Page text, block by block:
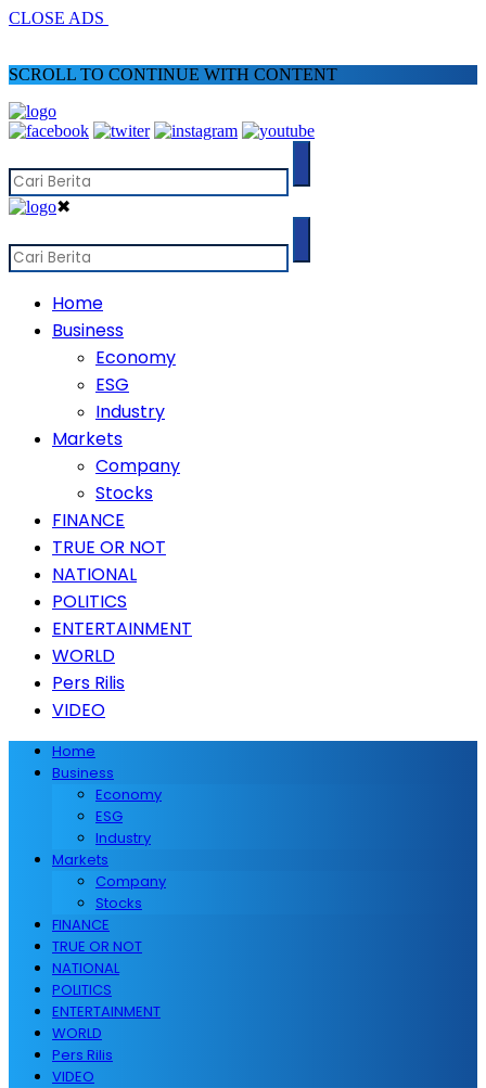
CLOSE ADS
SCROLL TO CONTINUE WITH CONTENT
✖
Home
Business
Economy
ESG
Industry
Markets
Company
Stocks
FINANCE
TRUE OR NOT
NATIONAL
POLITICS
ENTERTAINMENT
WORLD
Pers Rilis
VIDEO
Home
Business
Economy
ESG
Industry
Markets
Company
Stocks
FINANCE
TRUE OR NOT
NATIONAL
POLITICS
ENTERTAINMENT
WORLD
Pers Rilis
VIDEO